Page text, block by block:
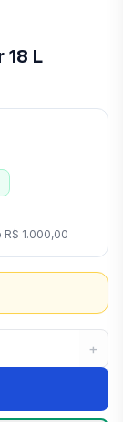
18 L
R$ 1.000,00
+